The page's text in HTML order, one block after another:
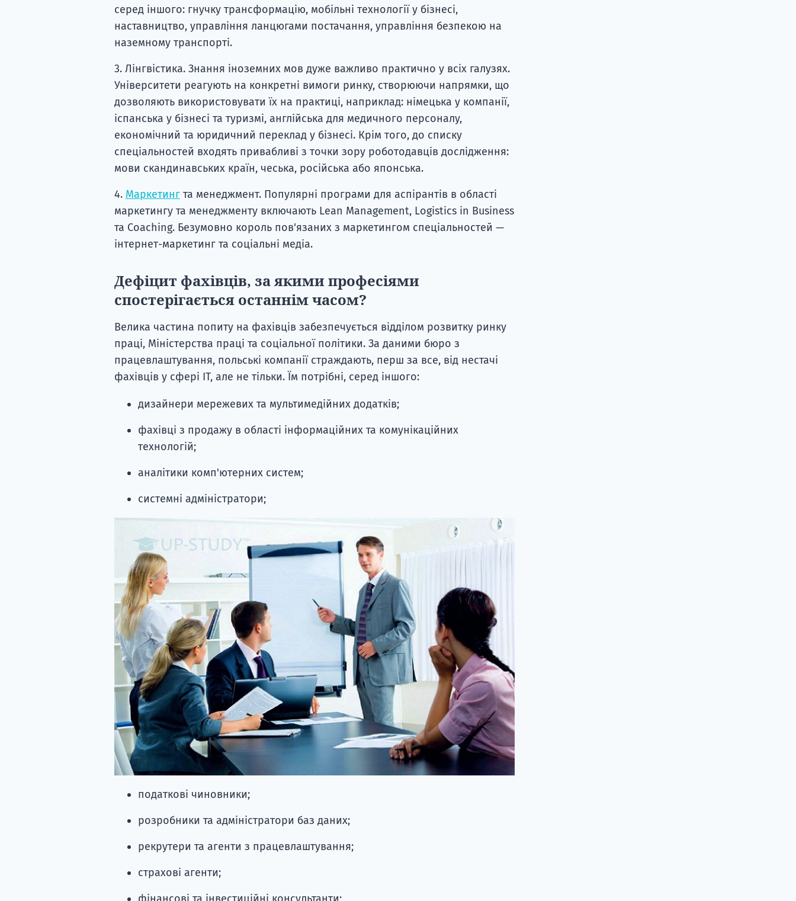
серед іншого: гнучку трансформацію, мобільні технології у бізнесі,
наставництво, управління ланцюгами постачання, управління безпекою на
наземному транспорті.
3. Лінгвістика. Знання іноземних мов дуже важливо практично у всіх галузях.
Університети реагують на конкретні вимоги ринку, створюючи напрямки, що
дозволяють використовувати їх на практиці, наприклад: німецька у компанії,
іспанська у бізнесі та туризмі, англійська для медичного персоналу,
економічний та юридичний переклад у бізнесі. Крім того, до списку
спеціальностей входять привабливі з точки зору роботодавців дослідження:
мови скандинавських країн, чеська, російська або японська.
4. Маркетингта менеджмент. Популярні програми для аспірантів в області
маркетингу та менеджменту включають Lean Management, Logistics in Business
та Coaching. Безумовно король пов'язаних з маркетингом спеціальностей —
інтернет-маркетинг та соціальні медіа.
Дефіцит фахівців, за якими професіями
спостерігається останнім часом?
Велика частина попиту на фахівців забезпечується відділом розвитку ринку
праці, Міністерства праці та соціальної політики. За даними бюро з
працевлаштування, польські компанії страждають, перш за все, від нестачі
фахівців у сфері IT, але не тільки. Їм потрібні, серед іншого:
дизайнери мережевих та мультимедійних додатків;
фахівці з продажу в області інформаційних та комунікаційних
технологій;
аналітики комп'ютерних систем;
системні адміністратори;
податкові чиновники;
розробники та адміністратори баз даних;
рекрутери та агенти з працевлаштування;
страхові агенти;